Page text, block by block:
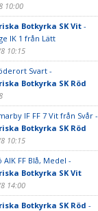
10:00
Botkyrka SK Vit-
IK 1 från Lätt
10:15
Svart -
Botkyrka SK Röd
IF FF 7 Vit från Svår -
Botkyrka SK Röd
10:15
AIK FF Blå, Medel -
Botkyrka SK Vit
14:00
Botkyrka SK Röd -